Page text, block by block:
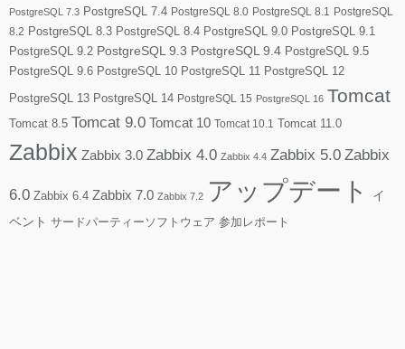
PostgreSQL 7.3 PostgreSQL 7.4 PostgreSQL 8.0 PostgreSQL 8.1
PostgreSQL
8.2 PostgreSQL 8.3 PostgreSQL 8.4 PostgreSQL 9.0 PostgreSQL 9.1
PostgreSQL 9.2 PostgreSQL 9.3 PostgreSQL 9.4 PostgreSQL 9.5
PostgreSQL 9.6 PostgreSQL 10 PostgreSQL 11 PostgreSQL 12
PostgreSQL 13 PostgreSQL 14 PostgreSQL 15 PostgreSQL 16 Tomcat
Tomcat 8.5 Tomcat 9.0 Tomcat 10 Tomcat 10.1 Tomcat 11.0
Zabbix Zabbix 3.0 Zabbix 4.0 Zabbix 4.4 Zabbix 5.0 Zabbix
6.0 Zabbix 6.4 Zabbix 7.0 Zabbix 7.2 アップデート
イ
ベント サードパーティーソフトウェア 参加レポート